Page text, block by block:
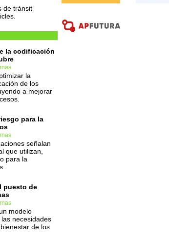
de trànsit
la codificación
la
de los
a mejorar
para la
señalan
que utilizan,
para la
puesto de
modelo
necesidades
de los